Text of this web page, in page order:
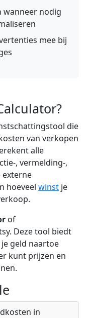
wanneer nodig
mee bij
die
van verkopen
alle
, vermelding-,
externe
hoeveel winst je
of
Deze tool biedt
geld naartoe
kunt prijzen en
in